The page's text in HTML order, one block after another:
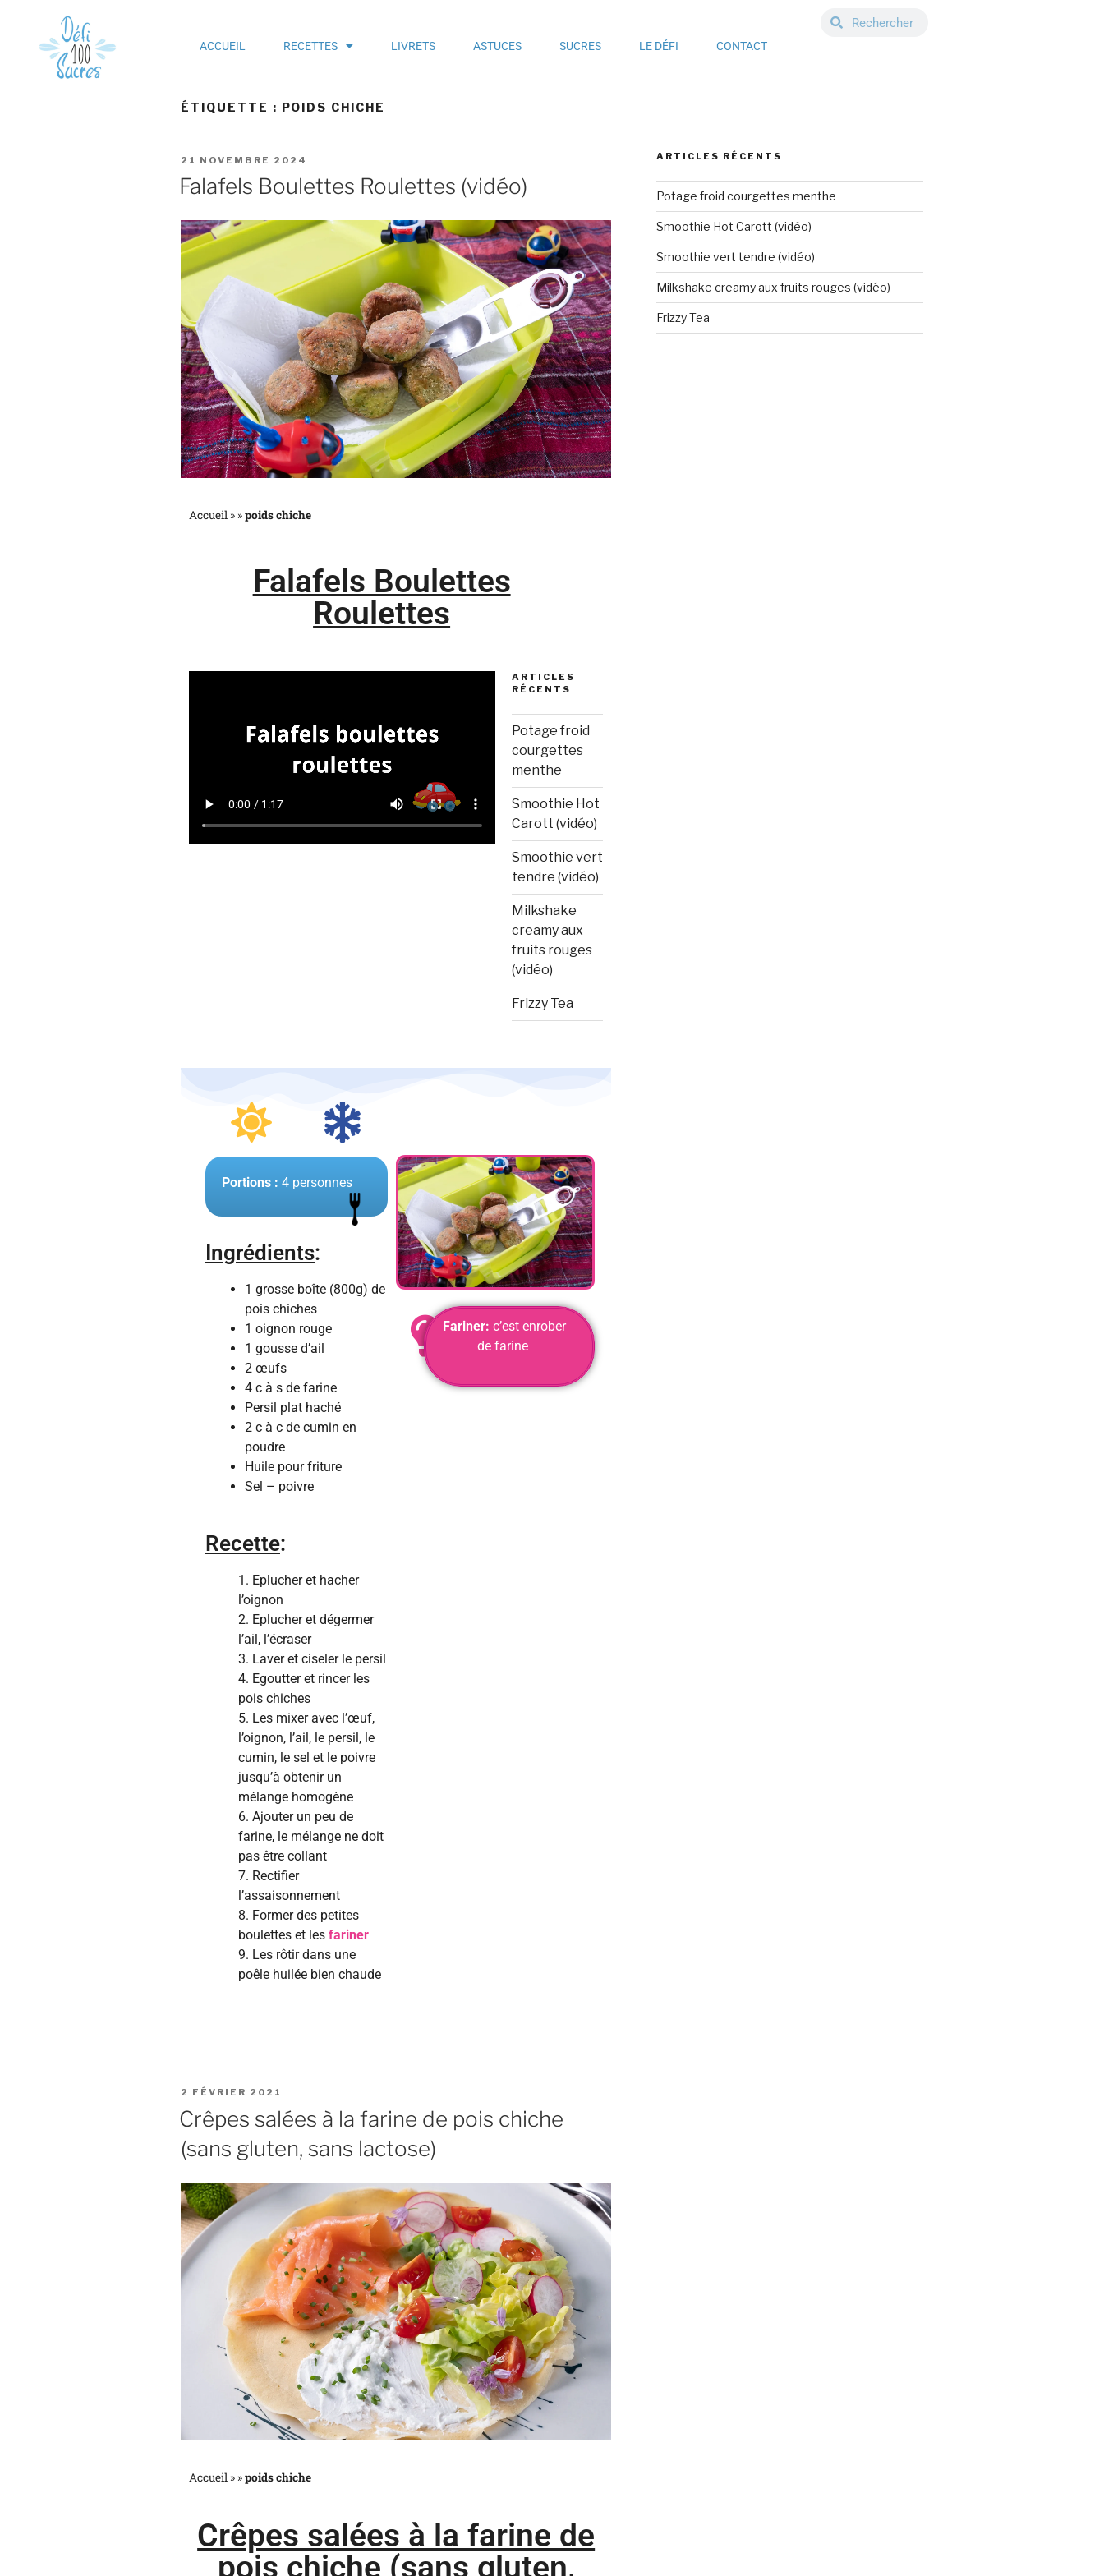
ACCUEIL RECETTES LIVRETS ASTUCES SUCRES LE DÉFI CONTACT
ÉTIQUETTE : POIDS CHICHE
21 NOVEMBRE 2024
Falafels Boulettes Roulettes (vidéo)
Accueil » »poids chiche
Falafels Boulettes
Roulettes
ARTICLES
RÉCENTS
Potage froid
courgettes
menthe
Smoothie Hot
Carott (vidéo)
Smoothie vert
tendre (vidéo)
Milkshake
creamy aux
fruits rouges
(vidéo)
Frizzy Tea
Portions : 4 personnes
Ingrédients:
1 grosse boîte (800g) de
pois chiches
1 oignon rouge
1 gousse d’ail
2 œufs
4 c à s de farine
Persil plat haché
2 c à c de cumin en
poudre
Huile pour friture
Sel – poivre
Recette:
1. Eplucher et hacher
l’oignon
2. Eplucher et dégermer
l’ail, l’écraser
3. Laver et ciseler le persil
4. Egoutter et rincer les
pois chiches
5. Les mixer avec l’œuf,
l’oignon, l’ail, le persil, le
cumin, le sel et le poivre
jusqu’à obtenir un
mélange homogène
6. Ajouter un peu de
farine, le mélange ne doit
pas être collant
7. Rectifier
l’assaisonnement
8. Former des petites
boulettes et les fariner
9. Les rôtir dans une
poêle huilée bien chaude
Fariner: c’est enrober
de farine
2 FÉVRIER 2021
Crêpes salées à la farine de pois chiche
(sans gluten, sans lactose)
Accueil » »poids chiche
Crêpes salées à la farine de
pois chiche (sans gluten,
ARTICLES RÉCENTS
Potage froid courgettes menthe
Smoothie Hot Carott (vidéo)
Smoothie vert tendre (vidéo)
Milkshake creamy aux fruits rouges (vidéo)
Frizzy Tea